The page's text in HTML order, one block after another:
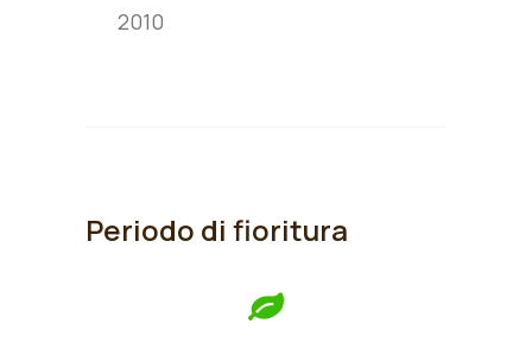
2010
Periodo di fioritura